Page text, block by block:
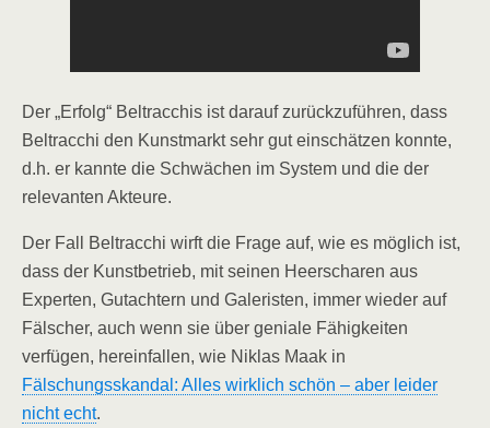
Der „Erfolg“ Beltracchis ist darauf zurückzuführen, dass
Beltracchi den Kunstmarkt sehr gut einschätzen konnte,
d.h. er kannte die Schwächen im System und die der
relevanten Akteure.
Der Fall Beltracchi wirft die Frage auf, wie es möglich ist,
dass der Kunstbetrieb, mit seinen Heerscharen aus
Experten, Gutachtern und Galeristen, immer wieder auf
Fälscher, auch wenn sie über geniale Fähigkeiten
verfügen, hereinfallen, wie Niklas Maak in
Fälschungsskandal: Alles wirklich schön – aber leider
nicht echt.